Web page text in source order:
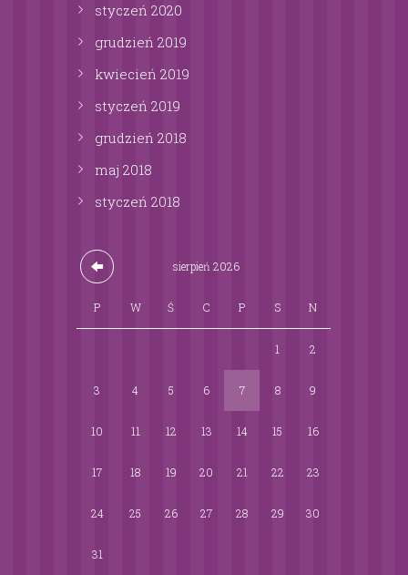
styczeń 2020
grudzień 2019
kwiecień 2019
styczeń 2019
grudzień 2018
maj 2018
styczeń 2018
sierpień2026
P W Ś C P S N
1 2
3 4 5 6 7 8 9
10 11 12 13 14 15 16
17 18 19 20 21 22 23
24 25 26 27 28 29 30
31